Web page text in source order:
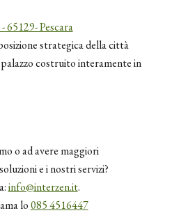
65129- Pescara
strategica della città
costruito interamente in
o ad avere maggiori
e i nostri servizi?
info@interzen.it.
lo085 4516447